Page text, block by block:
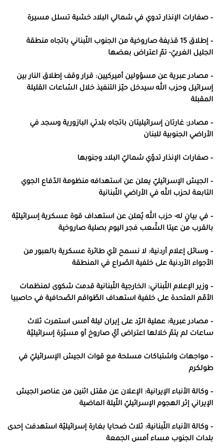
– صفارات الإنذار تدوي في شمالي البلاد خشية تسلل مسيرة
– إطلاق 15 قذيفة صاروخية من الجنوب اللّبناني باتجاه منطقة
الجليل الغربيّ- تمّ اعتراض بعضها
– مصادر عبرية عن مسؤولين أميركيين: قرار وقف إطلاق النار بين
إسرائيل وحزب الله سيدخل حيّز التنفيذ خلال السّاعات القليلة
المقبلة
– مصادر: غارتان إسرائيليتان باتجاه بلدتي البازورية وسجد في
الأراضي الجنوبية للبنان
– صفارات الإنذار تدوّي شماليّ البلاد وجنوبها
– الجيش الإسرائيليّ يعلن عن استهدافه منظومة الدّفاع الجوي
التابعة لحزب الله في الأراضي اللّبنانية
– في بيانٍ له- حزب الله يُعلن عن استهداف قوة عسكرية إسرائيليّة
بالقرب من عيتا الشّعب فجر اليوم بصلية صاروخية
– وسائل إعلام أردنية: لا نسمح لأي طائرة عسكرية بالعبور من
الأجواء الأردنية على خلفية الصّراع في المنطقة
– وزير الإعلام اللّبناني: الخارجية اللّبنانية قدمت شكوى لمنظمات
الأمّم المتحدة على خلفية استهداف الطّواقم الصّحافية في حاصبيا
– مصادر عبرية: عملية الرّد على إيران ليلة أمس استمرت ثلاث
ساعات لم يتمّ خلالها اعتراض أيّ صاروخ أو مسيّرة إسرائيليّة
– مواجهات واشتباكات مسلحة مع قوات الجيش الإسرائيليّ في
طولكرم
– وكالة الأنباء الإيرانية: الإعلان عن مقتل اثنين من عناصر الجيش
الإيراني إثر الهجوم الإسرائيليّ اللّيلة الماضية
– وكالة الأنباء اللّبنانية: ثلاث ضحايا بغارة إسرائيليّة استهدفت إحدى
بلدات الجنوب مساء أمس الجمعة